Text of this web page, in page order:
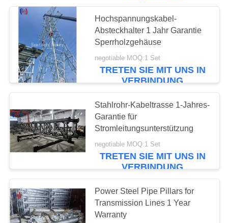
Trommelstand für
Dirigenten
Fernleitung, die
Werkzeuge aufreiht
40
Hochspannungskabel-
Absteckhalter 1 Jahr Garantie
Sperrholzgehäuse
negotiable MOQ:1 Set
TRETEN SIE MIT UNS IN
VERBINDUNG
Stahlrohr-Kabeltrasse 1-Jahres-
Garantie für
Stromleitungsunterstützung
negotiable MOQ:1 Set
TRETEN SIE MIT UNS IN
VERBINDUNG
Power Steel Pipe Pillars for
Transmission Lines 1 Year
Warranty